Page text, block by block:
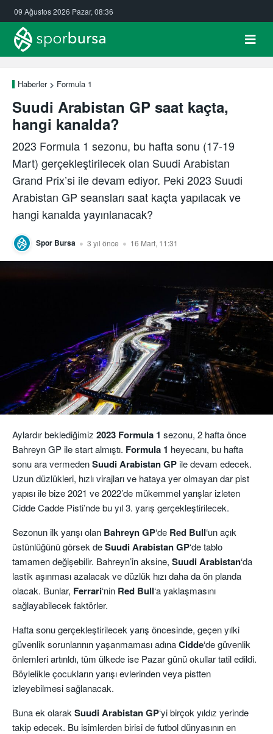
09 Ağustos 2026 Pazar, 08:36
Haberler Formula 1
Suudi Arabistan GP saat kaçta,
hangi kanalda?
2023 Formula 1 sezonu, bu hafta sonu (17-19
Mart) gerçekleştirilecek olan Suudi Arabistan
Grand Prix’si ile devam ediyor. Peki 2023 Suudi
Arabistan GP seansları saat kaçta yapılacak ve
hangi kanalda yayınlanacak?
Spor Bursa 3 yıl önce 16 Mart, 11:31
Aylardır beklediğimiz 2023 Formula 1 sezonu, 2 hafta önce
Bahreyn GP ile start almıştı. Formula 1 heyecanı, bu hafta
sonu ara vermedenSuudi Arabistan GPile devam edecek.
Uzun düzlükleri, hızlı virajları ve hataya yer olmayan dar pist
yapısı ile bize 2021 ve 2022’de mükemmel yarışlar izleten
Cidde Cadde Pisti’nde bu yıl 3. yarış gerçekleştirilecek.
Sezonun ilk yarışı olan Bahreyn GP‘de Red Bull‘un açık
üstünlüğünü görsek deSuudi ArabistanGP‘de tablo
tamamen değişebilir. Bahreyn’in aksine, Suudi Arabistan‘da
lastik aşınması azalacak ve düzlük hızı daha da ön planda
olacak. Bunlar, Ferrari‘nin Red Bull‘a yaklaşmasını
sağlayabilecek faktörler.
Hafta sonu gerçekleştirilecek yarış öncesinde, geçen yılki
güvenlik sorunlarının yaşanmaması adınaCidde‘de güvenlik
önlemleri artırıldı, tüm ülkede ise Pazar günü okullar tatil edildi.
Böylelikle çocukların yarışı evlerinden veya pistten
izleyebilmesi sağlanacak.
Buna ek olarak Suudi Arabistan GP‘yi birçok yıldız yerinde
takip edecek. Bu isimlerden birisi de futbol dünyasının en